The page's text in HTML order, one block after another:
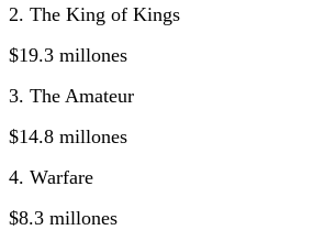
2. The King of Kings
$19.3 millones
3. The Amateur
$14.8 millones
4. Warfare
$8.3 millones